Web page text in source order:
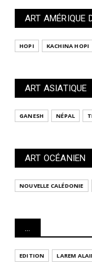
ART AMÉRIQUE
HOPI KACHINA HOPI
ART ASIATIQUE
GANESH NÉPAL
ART OCÉANIEN
NOUVELLE CALÉDONIE
...
EDITION LAREM